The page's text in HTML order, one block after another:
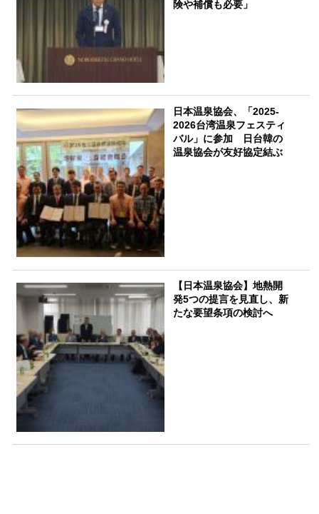
険や補償も必要」
日本温泉協会、「2025-
2026台湾温泉フェスティ
バル」に参加 日台韓の
温泉協会が友好協定結ぶ
【日本温泉協会】地熱開
発5つの提言を見直し、新
たな要望条項の検討へ